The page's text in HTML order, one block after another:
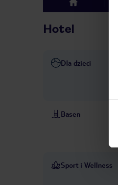
top
Hotel
Dla dzieci
Basen
Sport i Wellness